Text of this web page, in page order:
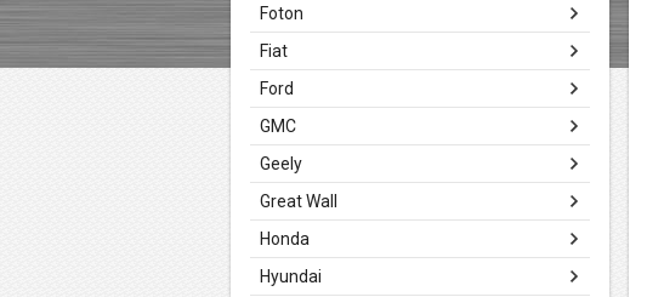
Foton
Fiat
Ford
GMC
Geely
Great Wall
Honda
Hyundai